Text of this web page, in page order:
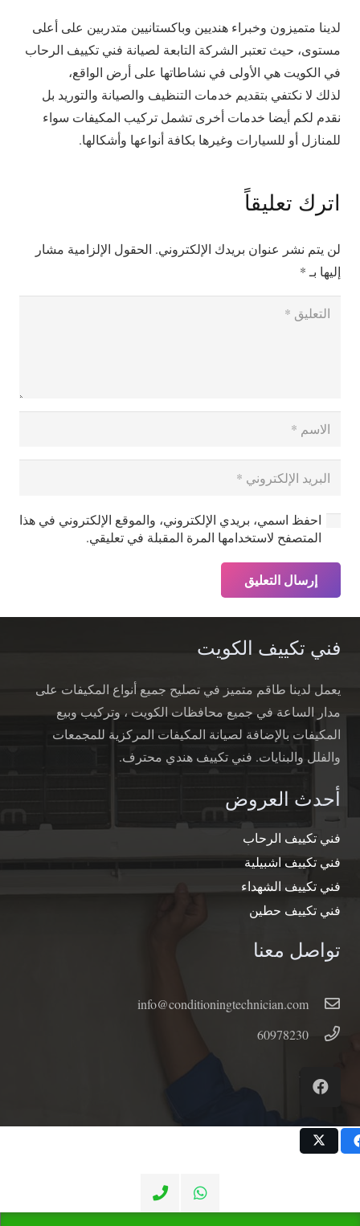
لدينا متميزون وخبراء هنديين وباكستانيين متدربين على أعلى
مستوى، حيث تعتبر الشركة التابعة لصيانة فني تكييف الرحاب
في الكويت هي الأولى في نشاطاتها على أرض الواقع،
لذلك لا نكتفي بتقديم خدمات التنظيف والصيانة والتوريد بل
نقدم لكم أيضا خدمات أخرى تشمل تركيب المكيفات سواء
للمنازل أو للسيارات وغيرها بكافة أنواعها وأشكالها.
اترك تعليقاً
لن يتم نشر عنوان بريدك الإلكتروني. الحقول الإلزامية مشار
إليها بـ *
احفظ اسمي، بريدي الإلكتروني، والموقع الإلكتروني في هذا
المتصفح لاستخدامها المرة المقبلة في تعليقي.
إرسال التعليق
فني تكييف الكويت
يعمل لدينا طاقم متميز في تصليح جميع أنواع المكيفات على
مدار الساعة في جميع محافظات الكويت ، وتركيب وبيع
المكيفات بالإضافة لصيانة المكيفات المركزية للمجمعات
والفلل والبنايات. فني تكييف هندي محترف.
أحدث العروض
فني تكييف الرحاب
فني تكييف اشبيلية
فني تكييف الشهداء
فني تكييف حطين
تواصل معنا
info@conditioningtechnician.com
60978230